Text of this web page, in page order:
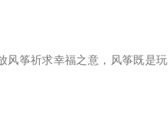
风筝祈求幸福之意，风筝既是玩